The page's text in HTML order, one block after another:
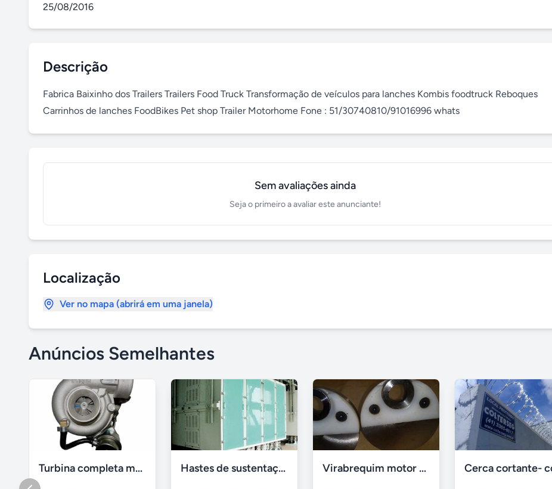
25/08/2016
Descrição
Fabrica Baixinho dos Trailers Trailers Food Truck Transformação de veículos para lanches Kombis foodtruck Reboques
Carrinhos de lanches FoodBikes Pet shop Trailer Motorhome Fone : 51/30740810/91016996 whats
Sem avaliações ainda
Seja o primeiro a avaliar este anunciante!
Localização
Ver no mapa (abrirá em uma janela)
Anúncios Semelhantes
Turbina completa motor maxion sprinter 310 Hastes de sustentação para Plansichters Virabrequim motor de kart - MRA1